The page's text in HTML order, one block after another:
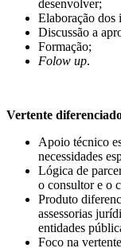
desenvolver;
Elaboração dos
Discussão a
Formação;
Folow up.
Vertente
Apoio técnico
necessidades
Lógica de
o consultor e o
Produto
assessorias
entidades
Foco na